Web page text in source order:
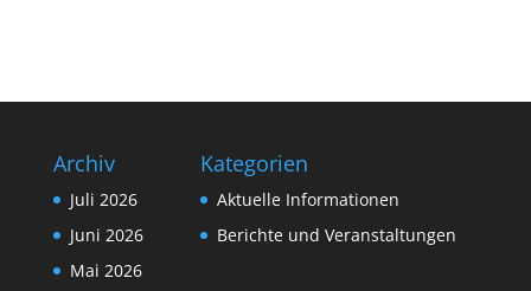
Archiv
Juli 2026
Juni 2026
Mai 2026
Kategorien
Aktuelle Informationen
Berichte und Veranstaltungen